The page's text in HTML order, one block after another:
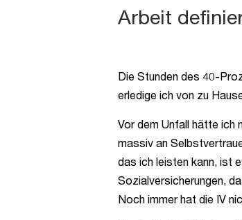
Arbeit
Die Stunden des 40-
erledige ich von zu
Vor dem Unfall hätte ich
massiv an
das ich leisten kann, ist
Sozialversicherungen,
Noch immer hat die IV